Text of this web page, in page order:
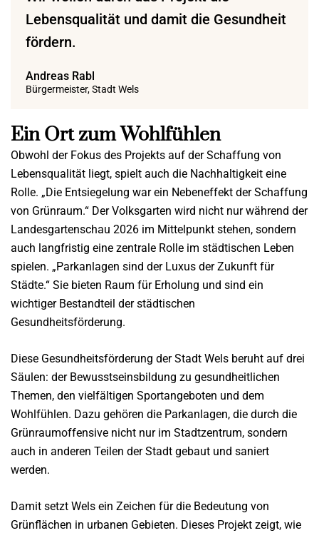
Lebensqualität und damit die Gesundheit
fördern.
Andreas Rabl
Bürgermeister, Stadt Wels
Ein Ort zum Wohlfühlen
Obwohl der Fokus des Projekts auf der Schaffung von
Lebensqualität liegt, spielt auch die Nachhaltigkeit eine
Rolle. „Die Entsiegelung war ein Nebeneffekt der Schaffung
von Grünraum.“ Der Volksgarten wird nicht nur während der
Landesgartenschau 2026 im Mittelpunkt stehen, sondern
auch langfristig eine zentrale Rolle im städtischen Leben
spielen. „Parkanlagen sind der Luxus der Zukunft für
Städte.“ Sie bieten Raum für Erholung und sind ein
wichtiger Bestandteil der städtischen
Gesundheitsförderung.
Diese Gesundheitsförderung der Stadt Wels beruht auf drei
Säulen: der Bewusstseinsbildung zu gesundheitlichen
Themen, den vielfältigen Sportangeboten und dem
Wohlfühlen. Dazu gehören die Parkanlagen, die durch die
Grünraumoffensive nicht nur im Stadtzentrum, sondern
auch in anderen Teilen der Stadt gebaut und saniert
werden.
Damit setzt Wels ein Zeichen für die Bedeutung von
Grünflächen in urbanen Gebieten. Dieses Projekt zeigt, wie